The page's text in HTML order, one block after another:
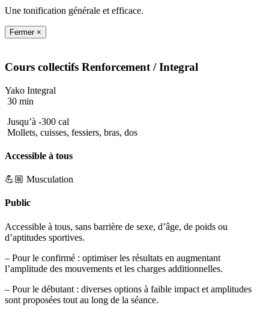
Une tonification générale et efficace.
Fermer ×
Cours collectifs Renforcement / Integral
Yako Integral
30 min
Jusqu’à -300 cal
Mollets, cuisses, fessiers, bras, dos
Accessible à tous
💪🏼 Musculation
Public
Accessible à tous, sans barrière de sexe, d’âge, de poids ou
d’aptitudes sportives.
– Pour le confirmé : optimiser les résultats en augmentant
l’amplitude des mouvements et les charges additionnelles.
– Pour le débutant : diverses options à faible impact et amplitudes
sont proposées tout au long de la séance.